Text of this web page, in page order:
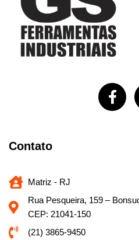
Contato
Matriz - RJ
Rua Pesqueira, 159 –
CEP: 21041-150
(21) 3865-9450